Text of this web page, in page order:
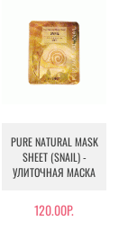
PURE NATURAL MASK
SHEET (SNAIL) -
УЛИТОЧНАЯ МАСКА
120.00Р.